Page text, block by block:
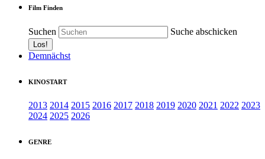
Film Finden
Suchen Suche abschicken
Demnächst
KINOSTART
2013 2014 2015 2016 2017 2018 2019 2020 2021 2022 2023
2024 2025 2026
GENRE